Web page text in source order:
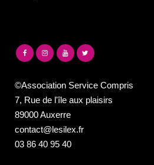
©Association Service Compris
7, Rue de l'île aux plaisirs
89000 Auxerre
contact@lesilex.fr
03 86 40 95 40